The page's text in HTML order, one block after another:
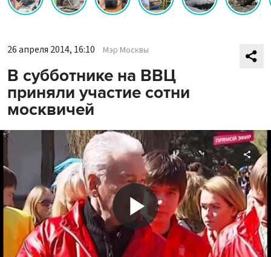
26 апреля 2014, 16:10 Мэр Москвы
В субботнике на ВВЦ
приняли участие сотни
москвичей
Play